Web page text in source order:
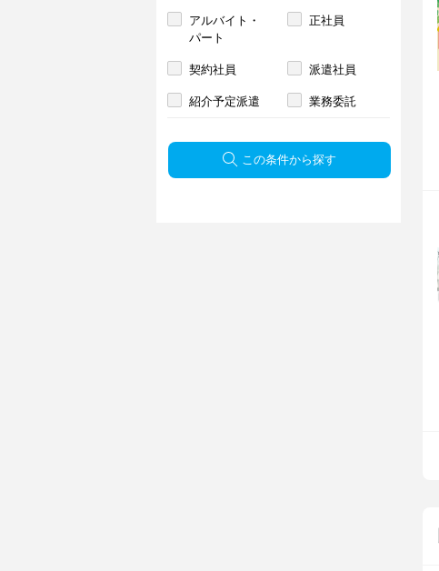
アルバイト・
パート
正社員
契約社員 派遣社員
紹介予定派遣 業務委託
この条件から探す